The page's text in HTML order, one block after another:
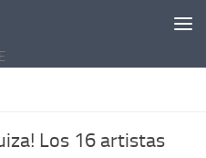
E
Los 16 artistas